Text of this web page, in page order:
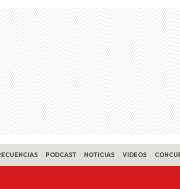
PODCAST NOTICIAS VIDEOS